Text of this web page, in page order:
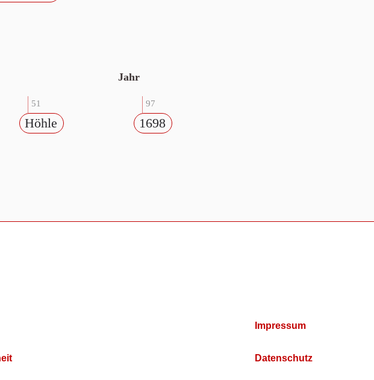
51
Höhle
Jahr
97
1698
Impressum
Datenschutz